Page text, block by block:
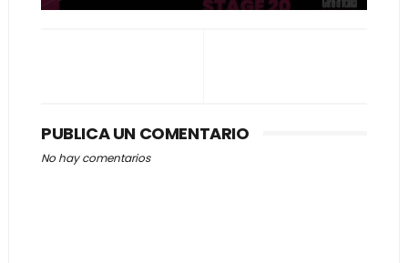
PUBLICA UN COMENTARIO
No hay comentarios